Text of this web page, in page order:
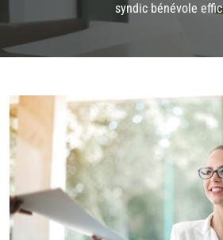
syndic bénévole